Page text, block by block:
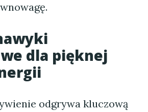
dla pięknej
odgrywa kluczową